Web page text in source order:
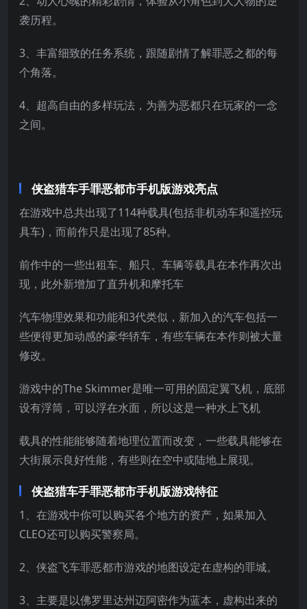
袭历程。
3、丰富细致的任务系统，跟随剧情了解罪恶之都的每
个角落。
4、超高自由的多样玩法，为善为恶都只在玩家的一念
之间。
侠盗猎车手罪恶都市手机版游戏亮点
在游戏中总共出现了114种载具(包括非机动车和遥控玩
具车)，而前作只是出现了85种。
前作中的一些出租车、船只、车辆等载具在本作再次出
现，此外新增加了直升机和摩托车
汽车物理效果和功能和3代类似，新加入的汽车包括一
些便得更加动感的豪华轿车，有些车辆在本作则被大量
修改。
游戏中的The Skimmer是唯一可用的固定翼飞机，底部
设有浮筒，可以浮在水面，所以这是一种水上飞机
载具的性能能够随着地理位置而改变，一些载具能够在
大街展示良好性能，有些则在空中或陆地上展现。
侠盗猎车手罪恶都市手机版游戏特征
1、在游戏中你可以购买各个地方的资产，如果加入
CLEO还可以购买警察局。
2、侠盗飞车罪恶都市游戏的地图设定在虚构的罪城。
3、主要是以佛罗里达州迈阿密作为蓝本，虚构出来的